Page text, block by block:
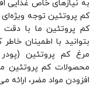
به نیازهای خاص غذایی
کم پروتئین توجه
کم پروتئین ما با دقت
بتوانید با اطمینان
مرغ کم پروتئین
محصولات کم پروتئین
افزودن مواد مضر، ارائه